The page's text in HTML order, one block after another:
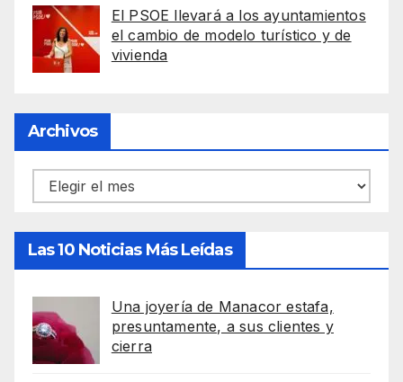
El PSOE llevará a los ayuntamientos
el cambio de modelo turístico y de
vivienda
Archivos
Archivos
Las 10 Noticias Más Leídas
Una joyería de Manacor estafa,
presuntamente, a sus clientes y
cierra